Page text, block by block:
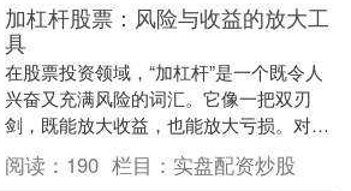
加杠杆股票：风险与收益的放大工
具
在股票投资领域，“加杠杆”是一个既令人
兴奋又充满风险的词汇。它像一把双刃
剑，既能放大收益，也能放大亏损。对于
许多投资者而言，理解加杠杆股票的本
质、运作机制以及潜....
阅读： 190 栏目： 实盘配资炒股